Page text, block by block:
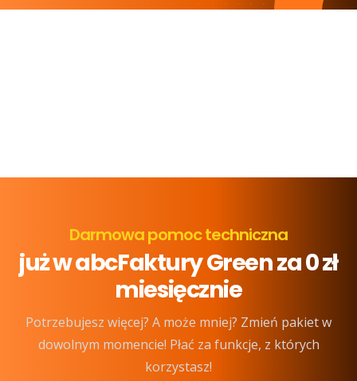
Darmowa pomoc techniczna
już w abcFaktury Green za 0 zł
miesięcznie
Potrzebujesz więcej? A może mniej? Zmień pakiet w
dowolnym momencie! Płać za funkcje, z których
korzystasz!